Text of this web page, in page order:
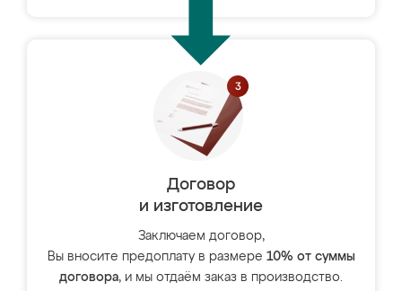
Договор
и изготовление
Заключаем договор,
Вы вносите предоплату в размере 10% от суммы
договора, и мы отдаём заказ в производство.